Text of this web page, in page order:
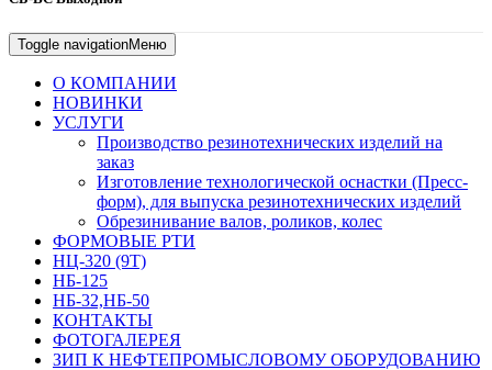
Toggle navigationМеню
О КОМПАНИИ
НОВИНКИ
УСЛУГИ
Производство резинотехнических изделий на
заказ
Изготовление технологической оснастки (Пресс-
форм), для выпуска резинотехнических изделий
Обрезинивание валов, роликов, колес
ФОРМОВЫЕ РТИ
НЦ-320 (9Т)
НБ-125
НБ-32,НБ-50
КОНТАКТЫ
ФОТОГАЛЕРЕЯ
ЗИП К НЕФТЕПРОМЫСЛОВОМУ ОБОРУДОВАНИЮ